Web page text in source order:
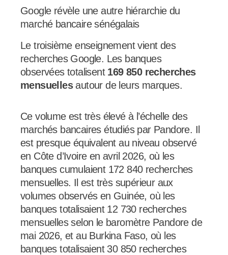
Google révèle une autre hiérarchie du
marché bancaire sénégalais
Le troisième enseignement vient des
recherches Google. Les banques
observées totalisent 169 850 recherches
mensuellesautour de leurs marques.
Ce volume est très élevé à l’échelle des
marchés bancaires étudiés par Pandore. Il
est presque équivalent au niveau observé
en Côte d’Ivoire en avril 2026, où les
banques cumulaient 172 840 recherches
mensuelles. Il est très supérieur aux
volumes observés en Guinée, où les
banques totalisaient 12 730 recherches
mensuelles selon le baromètre Pandore de
mai 2026, et au Burkina Faso, où les
banques totalisaient 30 850 recherches